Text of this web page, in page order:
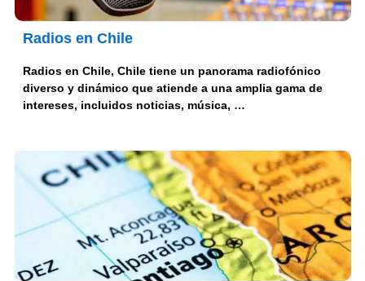
Radios en Chile
Radios en Chile, Chile tiene un panorama radiofónico
diverso y dinámico que atiende a una amplia gama de
intereses, incluidos noticias, música, …